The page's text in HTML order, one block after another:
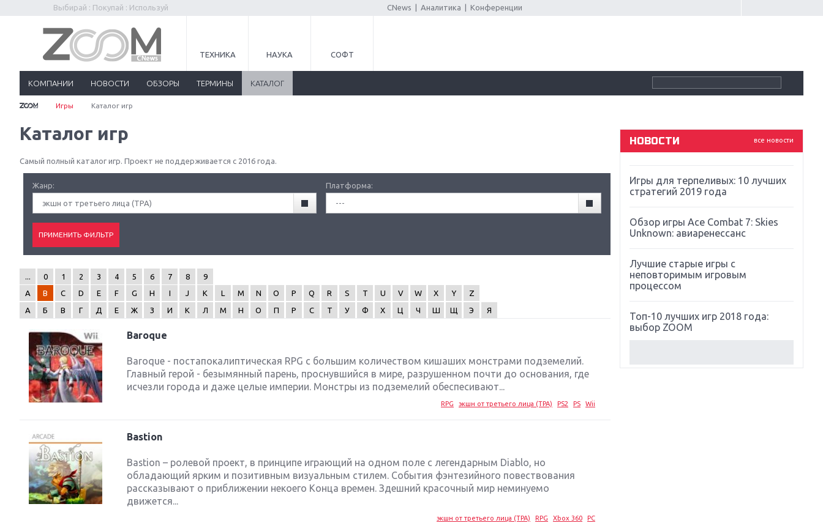
Выбирай : Покупай : Используй CNews Аналитика Конференции
ТЕХНИКА НАУКА СОФТ
КОМПАНИИ НОВОСТИ ОБЗОРЫ ТЕРМИНЫ КАТАЛОГ
Игры Каталог игр
Каталог игр
Самый полный каталог игр. Проект не поддерживается с 2016 года.
Жанр:
экшн от третьего лица (TPA)
Платформа:
---
0 1 2 3 4 5 6 7 8
9
A
B C D E F G H I J K L M N O P Q R S T U V W X Y
Z
А
Б В Г Д Е Ж З И К Л М Н О П Р С Т У Ф Х Ц Ч Ш Щ Э Я
Baroque
Baroque - постапокалиптическая RPG с большим количеством кишаших монстрами подземелий.
Главный герой - безымянный парень, проснувшийся в мире, разрушенном почти до основания, где
исчезли города и даже целые империи. Монстры из подземелий обеспесивают...
RPG экшн от третьего лица (TPA) PS2 PS Wii
Bastion
Bastion – ролевой проект, в принципе играющий на одном поле с легендарным Diablo, но
обладающий ярким и позитивным визуальным стилем. События фэнтезийного повествования
рассказывают о приближении некоего Конца времен. Здешний красочный мир неминуемо
движется...
экшн от третьего лица (TPA) RPG Xbox 360 PC
все новости
НОВОСТИ
Souls
Far Cry 5: хвалить нельзя ругать
Игры для терпеливых: 10 лучших
стратегий 2019 года
Обзор игры Ace Combat 7: Skies
Unknown: авиаренессанс
Лучшие старые игры с
неповторимым игровым
процессом
Топ-10 лучших игр 2018 года:
выбор ZOOM